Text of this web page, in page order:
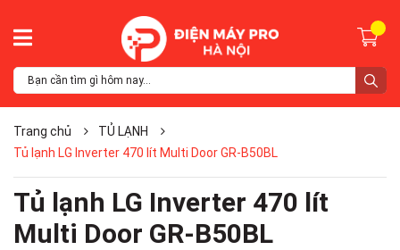
Trang chủ
TỦ LẠNH
Tủ lạnh LG Inverter 470 lít Multi Door GR-B50BL
Tủ lạnh LG Inverter 470 lít
Multi Door GR-B50BL